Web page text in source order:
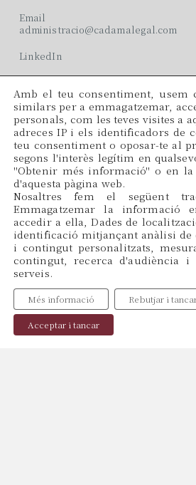
Email
administracio@cadamalegal.com
LinkedIn
Oficines
C/ París, 209, 2on 2ª
08008 Barcelona
Idiomes
CAT
ES
EN
Menu
Inici
Sobre Nosaltres
Publicacions
Amb el teu consentiment, usem
similars per a emmagatzemar,
personals, com les teves visites a
adreces IP i els identificadors de
teu consentiment o oposar-te al
segons l'interès legítim en
''Obtenir més informació'' o en
d'aquesta pàgina web.
Nosaltres fem el següent
Emmagatzemar la informació
accedir a ella, Dades de
identificació mitjançant anàlisi
i contingut personalitzats,
contingut, recerca d'audiència i
serveis.
Acceptar i tancar
Rebutjar i
Més informació